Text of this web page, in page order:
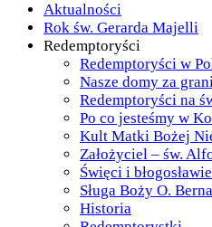
Aktualności
Rok św. Gerarda Majelli
Redemptoryści
Redemptoryści w
Nasze domy za
Redemptoryści na
Po co jesteśmy w
Kult Matki Bożej
Założyciel – św.
Święci i
Sługa Boży O.
Historia